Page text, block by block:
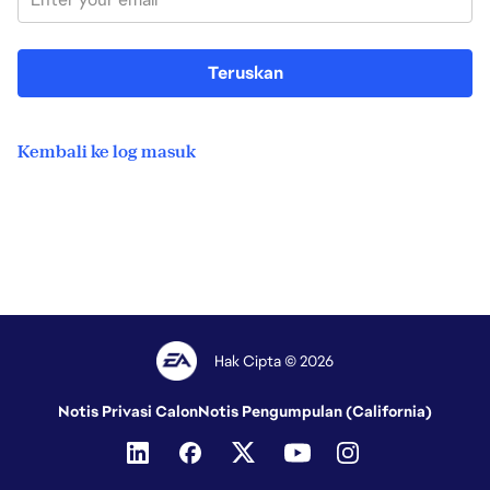
Teruskan
Kembali ke log masuk
Hak Cipta © 2026
Notis Privasi CalonNotis Pengumpulan (California)